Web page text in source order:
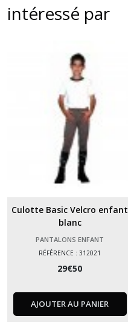
intéressé par
Culotte Basic Velcro enfant
blanc
PANTALONS ENFANT
RÉFÉRENCE : 312021
29€50
AJOUTER AU PANIER